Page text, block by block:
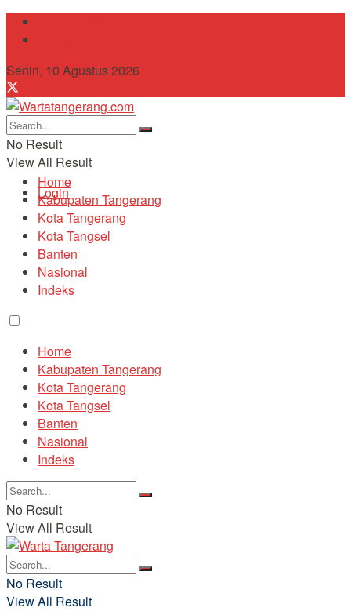
Senin, 10 Agustus 2026
No Result
View All Result
Login
Home
Kabupaten Tangerang
Kota Tangerang
Kota Tangsel
Banten
Nasional
Indeks
Home
Kabupaten Tangerang
Kota Tangerang
Kota Tangsel
Banten
Nasional
Indeks
No Result
View All Result
No Result
View All Result